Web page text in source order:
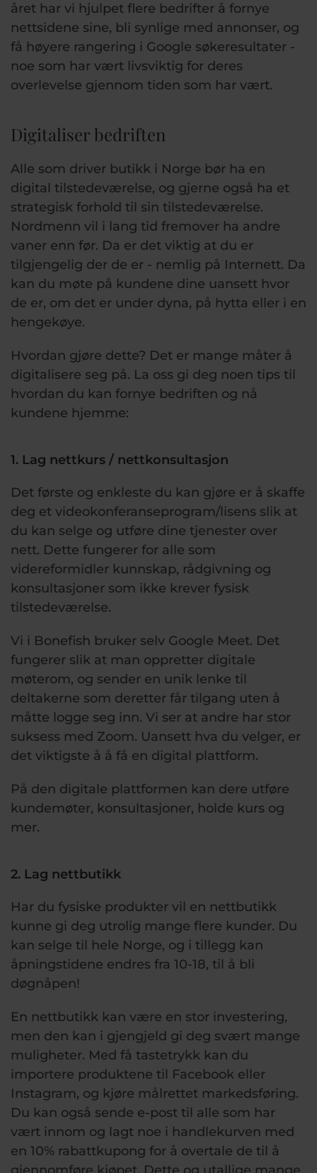
året har vi hjulpet flere bedrifter å fornye
nettsidene sine, bli synlige med annonser, og
få høyere rangering i Google søkeresultater -
noe som har vært livsviktig for deres
overlevelse gjennom tiden som har vært.
Digitaliser bedriften
Alle som driver butikk i Norge bør ha en
digital tilstedeværelse, og gjerne også ha et
strategisk forhold til sin tilstedeværelse.
Nordmenn vil i lang tid fremover ha andre
vaner enn før. Da er det viktig at du er
tilgjengelig der de er - nemlig på Internett. Da
kan du møte på kundene dine uansett hvor
de er, om det er under dyna, på hytta eller i en
hengekøye.
Hvordan gjøre dette? Det er mange måter å
digitalisere seg på. La oss gi deg noen tips til
hvordan du kan fornye bedriften og nå
kundene hjemme:
1. Lag nettkurs / nettkonsultasjon
Det første og enkleste du kan gjøre er å skaffe
deg et videokonferanseprogram/lisens slik at
du kan selge og utføre dine tjenester over
nett. Dette fungerer for alle som
videreformidler kunnskap, rådgivning og
konsultasjoner som ikke krever fysisk
tilstedeværelse.
Vi i Bonefish bruker selv Google Meet. Det
fungerer slik at man oppretter digitale
møterom, og sender en unik lenke til
deltakerne som deretter får tilgang uten å
måtte logge seg inn. Vi ser at andre har stor
suksess med Zoom. Uansett hva du velger, er
det viktigste å å få en digital plattform.
På den digitale plattformen kan dere utføre
kundemøter, konsultasjoner, holde kurs og
mer.
2. Lag nettbutikk
Har du fysiske produkter vil en nettbutikk
kunne gi deg utrolig mange flere kunder. Du
kan selge til hele Norge, og i tillegg kan
åpningstidene endres fra 10-18, til å bli
døgnåpen!
En nettbutikk kan være en stor investering,
men den kan i gjengjeld gi deg svært mange
muligheter. Med få tastetrykk kan du
importere produktene til Facebook eller
Instagram, og kjøre målrettet markedsføring.
Du kan også sende e-post til alle som har
vært innom og lagt noe i handlekurven med
en 10% rabattkupong for å overtale de til å